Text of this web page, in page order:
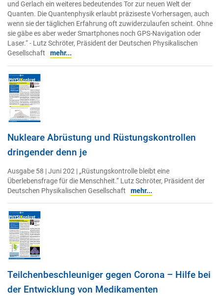
und Gerlach ein weiteres bedeutendes Tor zur neuen Welt der
Quanten. Die Quantenphysik erlaubt präziseste Vorhersagen, auch
wenn sie der täglichen Erfahrung oft zuwiderzulaufen scheint. Ohne
sie gäbe es aber weder Smartphones noch GPS-Navigation oder
Laser.“ - Lutz Schröter, Präsident der Deutschen Physikalischen
Gesellschaft
mehr...
Nukleare Abrüstung und Rüstungskontrollen
dringender denn je
Ausgabe 58 | Juni 202 | „Rüstungskontrolle bleibt eine
Überlebensfrage für die Menschheit.“ Lutz Schröter, Präsident der
Deutschen Physikalischen Gesellschaft
mehr...
Teilchenbeschleuniger gegen Corona – Hilfe bei
der Entwicklung von Medikamenten